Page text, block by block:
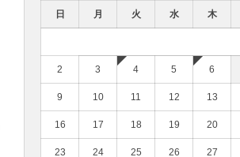
日 月 火 水 木
2 3 4 5 6
9 10 11 12 13
16 17 18 19 20
23 24 25 26 27